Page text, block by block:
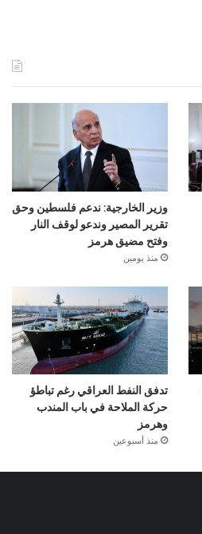
وزير الخارجية: ندعم فلسطين وحق
تقرير المصير وندعو لوقف النار
وفتح مضيق هرمز
منذ يومين
تدفق النفط العراقي رغم تباطؤ
حركة الملاحة في باب المندب
وهرمز
منذ أسبوعين